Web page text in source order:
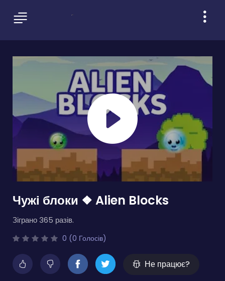
Чужі блоки ❖ Alien Blocks
Зіграно 365 разів.
0 (0 Голосів)
Не працює?